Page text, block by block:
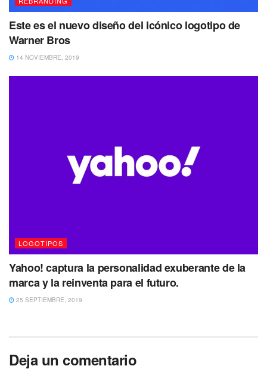
Este es el nuevo diseño del icónico logotipo de
Warner Bros
14 NOVIEMBRE, 2019
LOGOTIPOS
Yahoo! captura la personalidad exuberante de la
marca y la reinventa para el futuro.
25 SEPTIEMBRE, 2019
Deja un comentario